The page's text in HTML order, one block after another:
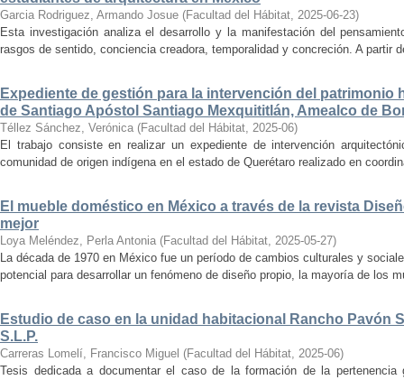
Garcia Rodriguez, Armando Josue (Facultad del Hábitat, 2025-06-23)
Esta investigación analiza el desarrollo y la manifestación del
rasgos de sentido, conciencia creadora, temporalidad y concreción. A partir
Expediente de gestión para la intervención del patrimonio
de Santiago Apóstol Santiago Mexquititlán, Amealco de
Téllez Sánchez, Verónica (Facultad del Hábitat, 2025-06)
El trabajo consiste en realizar un expediente de intervención
comunidad de origen indígena en el estado de Querétaro realizado en
El mueble doméstico en México a través de la revista
mejor
Loya Meléndez, Perla Antonia (Facultad del Hábitat, 2025-05-27)
La década de 1970 en México fue un período de cambios culturales y
potencial para desarrollar un fenómeno de diseño propio, la mayoría de los
Estudio de caso en la unidad habitacional Rancho Pavón
S.L.P.
Carreras Lomelí, Francisco Miguel (Facultad del Hábitat, 2025-06)
Tesis dedicada a documentar el caso de la formación de la